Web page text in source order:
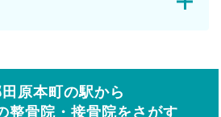
原本町の駅から
整骨院・接骨院をさがす